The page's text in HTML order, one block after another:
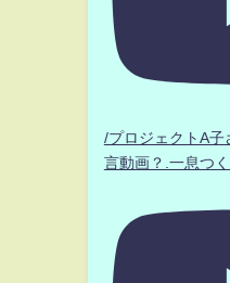
/プロジェクトA
言動画？.一息つ